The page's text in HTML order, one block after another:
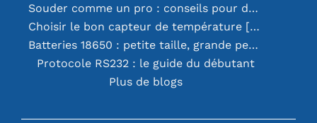
Souder comme un pro : conseils pour des connexions électroniques parfaites
Choisir le bon capteur de température [youtube]
Batteries 18650 : petite taille, grande performance
Protocole RS232 : le guide du débutant
Plus de blogs